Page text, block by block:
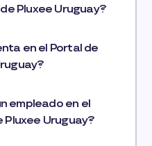
Pluxee Uruguay?
en el Portal de
empleado en el
Uruguay?